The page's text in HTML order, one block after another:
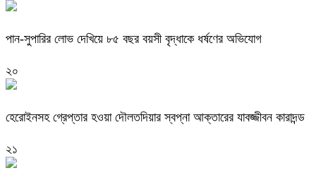
পান-সুপারির লোভ দেখিয়ে ৮৫ বছর বয়সী বৃদ্ধাকে ধর্ষণের অভিযোগ
২০
হেরোইনসহ গ্রেপ্তার হওয়া দৌলতদিয়ার স্বপ্না আক্তারের যাবজ্জীবন কারাদন্ড
২১